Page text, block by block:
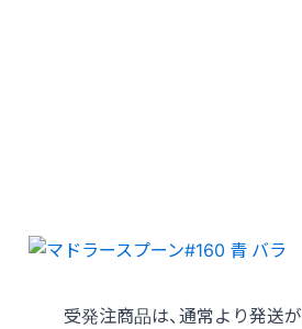
受発注商品は、通常より発送が